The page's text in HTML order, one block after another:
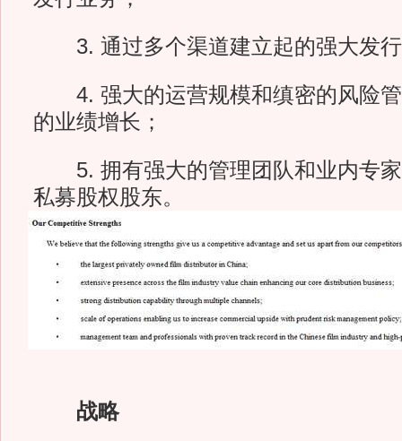
3. 通过多个渠道建立起的强大发行
4. 强大的运营规模和缜密的风险管
的业绩增长；
5. 拥有强大的管理团队和业内专家
私募股权股东。
战略